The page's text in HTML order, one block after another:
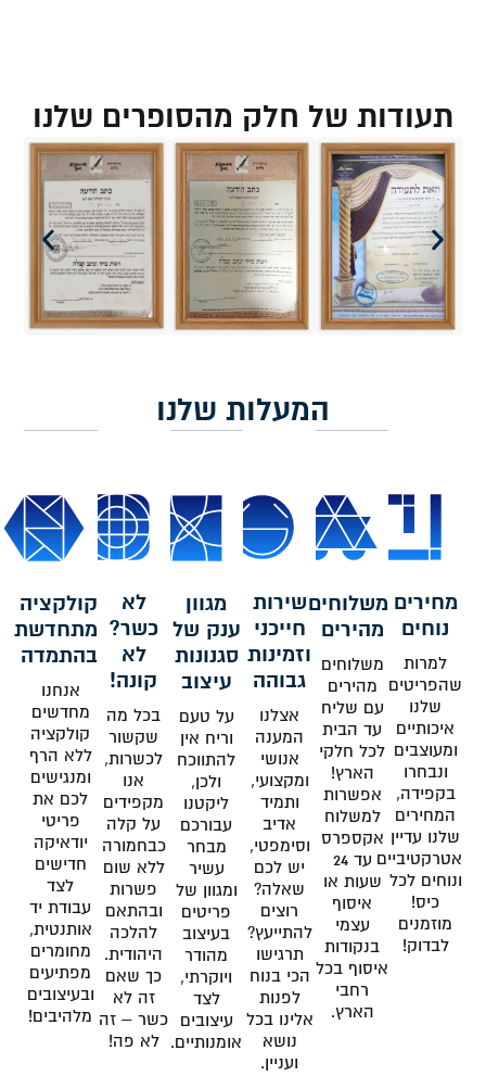
תעודות של חלק מהסופרים שלנו
המעלות שלנו
מחירים
נוחים
למרות
שהפריטים
שלנו
איכותיים
ומעוצבים
ונבחרו
בקפידה,
המחירים
שלנו עדיין
אטרקטיביים
ונוחים לכל
כיס!
מוזמנים
לבדוק!
משלוחים
מהירים
משלוחים
מהירים
עם שליח
עד הבית
לכל חלקי
הארץ!
אפשרות
למשלוח
אקספרס
עד 24
שעות או
איסוף
עצמי
בנקודות
איסוף בכל
רחבי
הארץ.
שירות
חייכני
וזמינות
גבוהה
אצלנו
המענה
אנושי
ומקצועי,
ותמיד
אדיב
וסימפטי,
יש לכם
שאלה?
רוצים
להתייעץ?
תרגישו
הכי בנוח
לפנות
אלינו בכל
נושא
ועניין.
מגוון
ענק של
סגנונות
עיצוב
על טעם
וריח אין
להתווכח
ולכן,
ליקטנו
עבורכם
מבחר
עשיר
ומגוון של
פריטים
בעיצוב
מהודר
ויוקרתי,
לצד
עיצובים
אומנותיים.
לא
כשר?
לא
קונה!
בכל מה
שקשור
לכשרות,
אנו
מקפידים
על קלה
כבחמורה
ללא שום
פשרות
ובהתאם
להלכה
היהודית.
כך שאם
זה לא
כשר – זה
לא פה!
קולקציה
מתחדשת
בהתמדה
אנחנו
מחדשים
קולקציה
ללא הרף
ומנגישים
לכם את
פריטי
יודאיקה
חדישים
לצד
עבודת יד
אותנטית,
מחומרים
מפתיעים
ובעיצובים
מלהיבים!